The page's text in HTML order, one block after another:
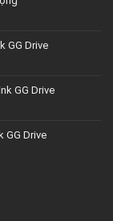
GG Drive
GG Drive
GG Drive